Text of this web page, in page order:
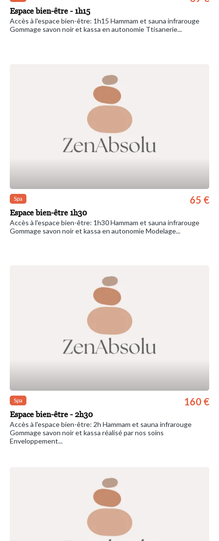
Espace bien-être - 1h15
Accès à l'espace bien-être: 1h15 Hammam et sauna infrarouge
Gommage savon noir et kassa en autonomie Ttisanerie...
Spa
Espace bien-être 1h30
65 €
Accès à l'espace bien-être: 1h30 Hammam et sauna infrarouge
Gommage savon noir et kassa en autonomie Modelage...
Spa
Espace bien-être - 2h30
160 €
Accès à l'espace bien-être: 2h Hammam et sauna infrarouge
Gommage savon noir et kassa réalisé par nos soins
Enveloppement...